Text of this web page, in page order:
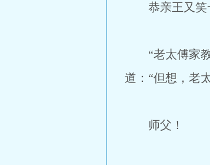
恭亲王又笑
“老太傅家教
道：“但想，老
师父！